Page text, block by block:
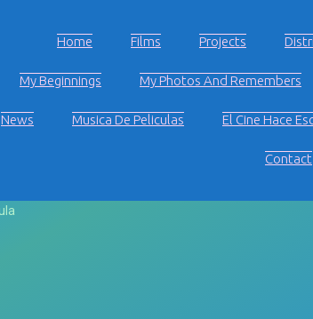
Home Films Projects
My Beginnings My Photos And Remembers
News Musica De Peliculas El Cine Hace
Contact